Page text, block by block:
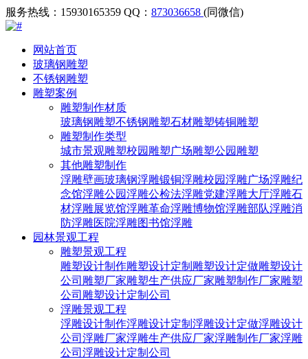
服务热线：15930165359 QQ： 873036658 (同微信)
网站首页
玻璃钢雕塑
不锈钢雕塑
雕塑案例
雕塑制作材质
玻璃钢雕塑不锈钢雕塑石材雕塑铸铜雕塑
雕塑制作类型
城市景观雕塑校园雕塑广场雕塑公园雕塑
其他雕塑制作
浮雕壁画玻璃钢浮雕锻铜浮雕校园浮雕广场浮雕纪
念馆浮雕公园浮雕公检法浮雕党建浮雕大厅浮雕石
材浮雕展览馆浮雕革命浮雕博物馆浮雕部队浮雕消
防浮雕医院浮雕图书馆浮雕
园林景观工程
雕塑景观工程
雕塑设计制作雕塑设计定制 雕塑设计定做雕塑设计
公司 雕塑厂家雕塑生产供应厂家雕塑制作厂家雕塑
公司 雕塑设计定制公司
浮雕景观工程
浮雕设计制作浮雕设计定制 浮雕设计定做浮雕设计
公司 浮雕厂家浮雕生产供应厂家浮雕制作厂家浮雕
公司 浮雕设计定制公司